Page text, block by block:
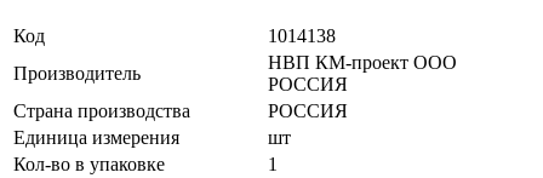
Код
1014138
Производитель
НВП КМ-проект ООО
РОССИЯ
Страна производства
РОССИЯ
Единица измерения
шт
Кол-во в упаковке
1